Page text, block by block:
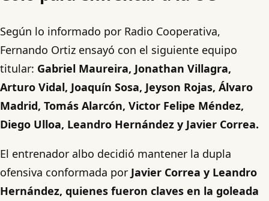
Según lo informado por Radio Cooperativa,
Fernando Ortiz ensayó con el siguiente equipo
titular: Gabriel Maureira, Jonathan Villagra,
Arturo Vidal, Joaquín Sosa, Jeyson Rojas, Álvaro
Madrid, Tomás Alarcón, Victor Felipe Méndez,
Diego Ulloa, Leandro Hernández y Javier Correa.
El entrenador albo decidió mantener la dupla
ofensiva conformada por Javier Correa y Leandro
Hernández, quienes fueron claves en la goleada